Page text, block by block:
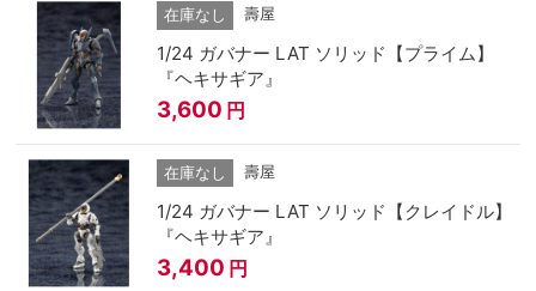
在庫なし 壽屋
1/24 ガバナー LAT ソリッド【プライム】
『ヘキサギア』
3,600 円
在庫なし 壽屋
1/24 ガバナー LAT ソリッド【クレイドル】
『ヘキサギア』
3,400 円